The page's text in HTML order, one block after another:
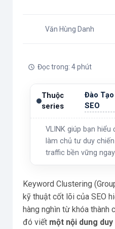
Văn Hùng Danh
Đọc trong: 4 phút
Thuộc
series
Đào Tạo
SEO
VLINK giúp bạn hiểu
làm chủ tư duy
traffic bền vững
Keyword Clustering
kỹ thuật cốt lõi của SEO
hàng nghìn từ khóa thành
đó viết một nội dung